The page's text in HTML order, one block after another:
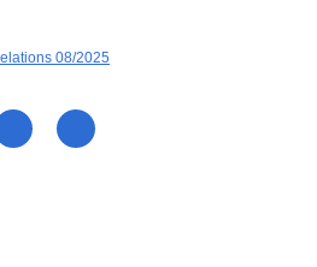
08/2025